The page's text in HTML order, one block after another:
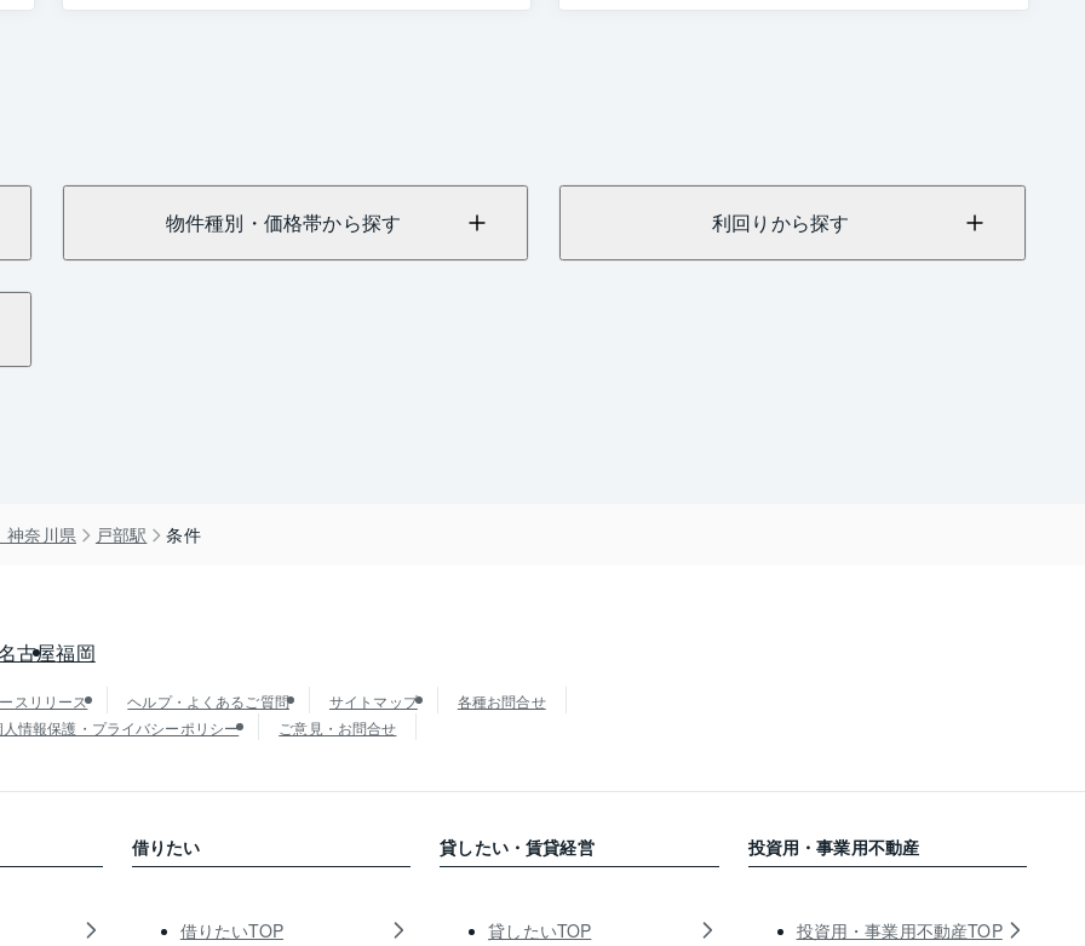
物件種別・価格帯から探す 利回りから探す
神奈川県 戸部駅 条件
古屋福岡
スリリース ヘルプ・よくあるご質問 サイトマップ
各種お問合せ
人情報保護・プライバシーポリシー
ご意見・お問合せ
借りたい
借りたいTOP
貸したい・賃貸経営
貸したいTOP
投資用・事業用不動産
投資用・事業用不動産TOP